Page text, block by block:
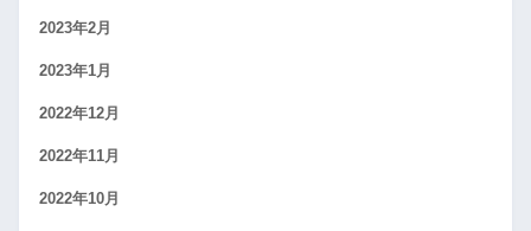
2023年2月
2023年1月
2022年12月
2022年11月
2022年10月